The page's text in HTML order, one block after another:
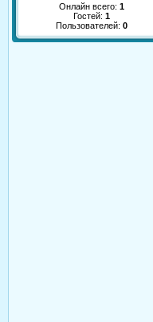
Онлайн всего: 1
Гостей: 1
Пользователей: 0